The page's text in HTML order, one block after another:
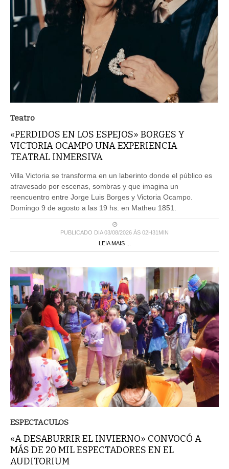
Teatro
«PERDIDOS EN LOS ESPEJOS» BORGES Y
VICTORIA OCAMPO UNA EXPERIENCIA
TEATRAL INMERSIVA
Villa Victoria se transforma en un laberinto donde el público es
atravesado por escenas, sombras y que imagina un
reencuentro entre Jorge Luis Borges y Victoria Ocampo.
Domingo 9 de agosto a las 19 hs. en Matheu 1851.
PUBLICADO DIA 03/08/2026 ÀS 02H31MIN
LEIA MAIS ...
ESPECTACULOS
«A DESABURRIR EL INVIERNO» CONVOCÓ A
MÁS DE 20 MIL ESPECTADORES EN EL
AUDITORIUM